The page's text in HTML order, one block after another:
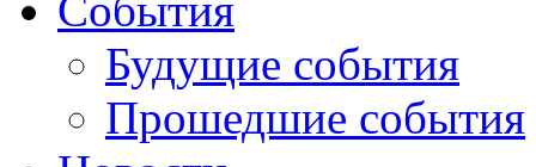
Будущие события
Прошедшие события